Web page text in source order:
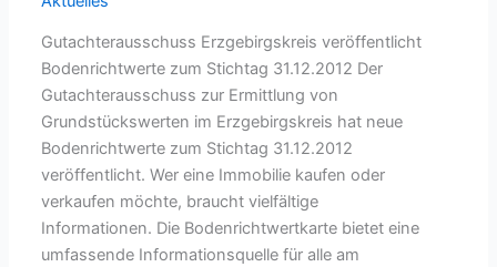
Gutachterausschuss Erzgebirgskreis veröffentlicht
Bodenrichtwerte zum Stichtag 31.12.2012 Der
Gutachterausschuss zur Ermittlung von
Grundstückswerten im Erzgebirgskreis hat neue
Bodenrichtwerte zum Stichtag 31.12.2012
veröffentlicht. Wer eine Immobilie kaufen oder
verkaufen möchte, braucht vielfältige
Informationen. Die Bodenrichtwertkarte bietet eine
umfassende Informationsquelle für alle am